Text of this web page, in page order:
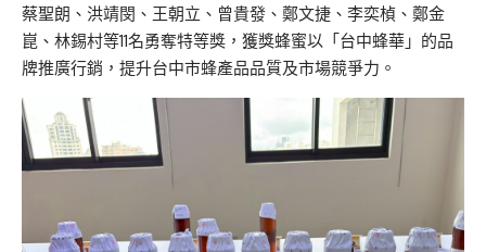
蔡聖朗、洪靖閔、王朝立、曾貴發、鄭文捷、李奕楨、鄭金
崑、林錫村等11名勇奪特等獎，獲獎蜂蜜以「台中蜂華」的品
牌推廣行銷，提升台中市蜂產品品質及市場競爭力。